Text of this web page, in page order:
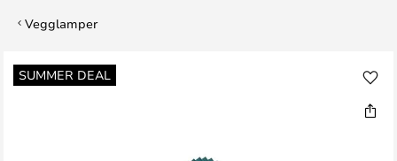
Vegglamper
SUMMER DEAL
Gå
til